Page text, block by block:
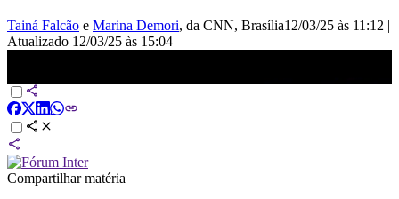
Tainá Falcão e Marina Demori, da CNN, Brasília12/03/25 às 11:12 |
Atualizado 12/03/25 às 15:04
Compartilhar matéria